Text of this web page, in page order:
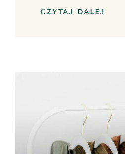
CZYTAJ DALEJ